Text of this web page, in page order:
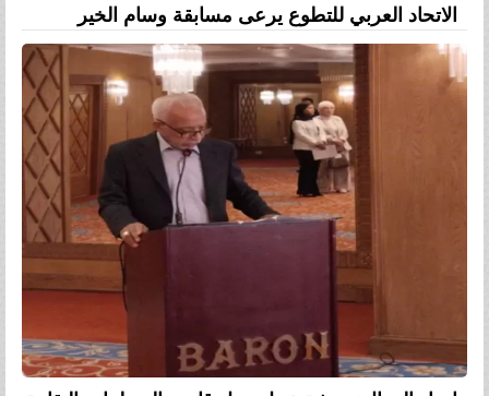
الاتحاد العربي للتطوع يرعى مسابقة وسام الخير